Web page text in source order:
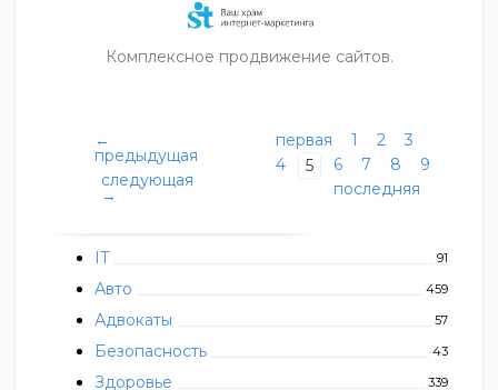
IT 91
Авто 459
Адвокаты 57
Безопасность 43
Здоровье 339
Комплексное продвижение сайтов.
←
предыдущая
следующая
→
первая 1 2
3
4
5 6 7 8
9
последняя